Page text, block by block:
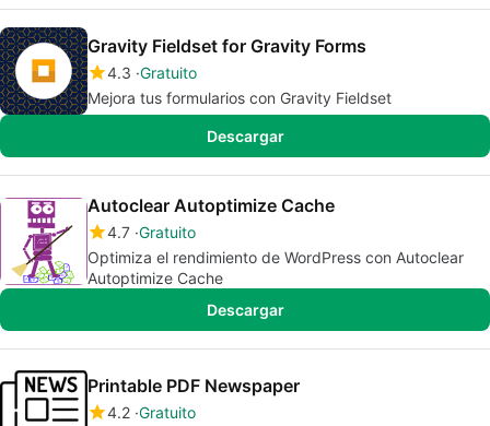
Gravity Fieldset for Gravity Forms
4.3 Gratuito
Mejora tus formularios con Gravity Fieldset
Descargar
Autoclear Autoptimize Cache
4.7 Gratuito
Optimiza el rendimiento de WordPress con Autoclear
Autoptimize Cache
Descargar
Printable PDF Newspaper
4.2 Gratuito